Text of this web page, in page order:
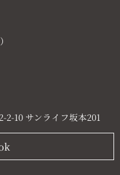
2-10 サンライフ坂本201